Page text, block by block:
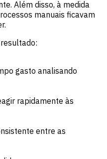
Além disso, à medida
manuais ficavam
gasto analisando
rapidamente às
entre as